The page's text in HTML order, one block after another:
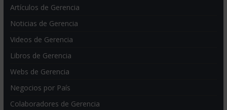
Artículos de Gerencia
Noticias de Gerencia
Videos de Gerencia
Libros de Gerencia
Webs de Gerencia
Negocios por País
Colaboradores de Gerencia